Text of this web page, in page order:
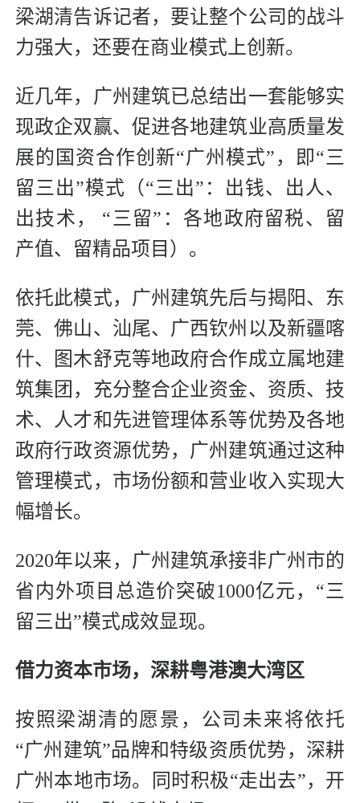
梁湖清告诉记者，要让整个公司的战斗
力强大，还要在商业模式上创新。
近几年，广州建筑已总结出一套能够实
现政企双赢、促进各地建筑业高质量发
展的国资合作创新“广州模式”，即“三
留三出”模式（“三出”：出钱、出人、
出技术， “三留”：各地政府留税、留
产值、留精品项目）。
依托此模式，广州建筑先后与揭阳、东
莞、佛山、汕尾、广西钦州以及新疆喀
什、图木舒克等地政府合作成立属地建
筑集团，充分整合企业资金、资质、技
术、人才和先进管理体系等优势及各地
政府行政资源优势，广州建筑通过这种
管理模式，市场份额和营业收入实现大
幅增长。
2020年以来，广州建筑承接非广州市的
省内外项目总造价突破1000亿元，“三
留三出”模式成效显现。
借力资本市场，深耕粤港澳大湾区
按照梁湖清的愿景，公司未来将依托
“广州建筑”品牌和特级资质优势，深耕
广州本地市场。同时积极“走出去”，开